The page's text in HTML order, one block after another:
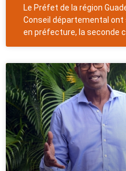
Le Préfet de la région
Conseil départemental ont
en préfecture, la seconde